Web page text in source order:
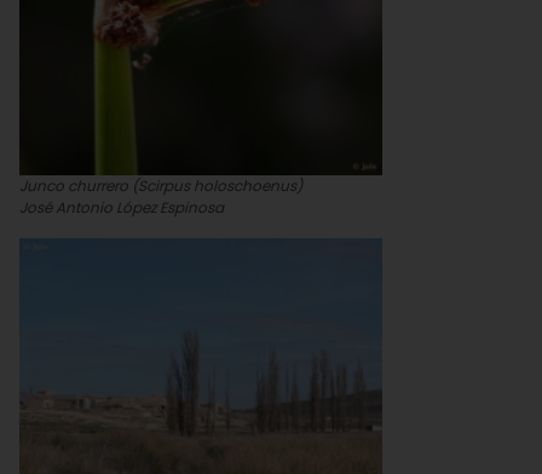
Junco churrero (Scirpus holoschoenus)
José Antonio López Espinosa